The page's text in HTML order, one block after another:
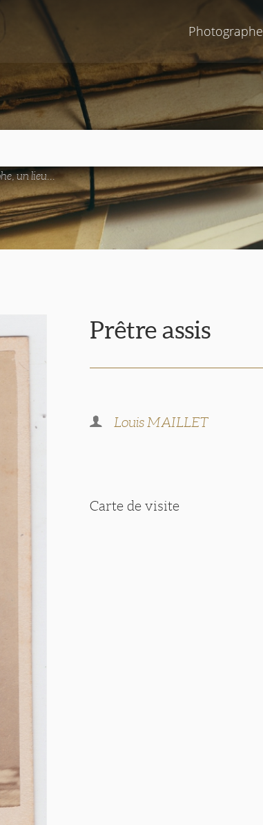
Photographe
un lieu...
Prêtre assis
Louis MAILLET
Carte de visite